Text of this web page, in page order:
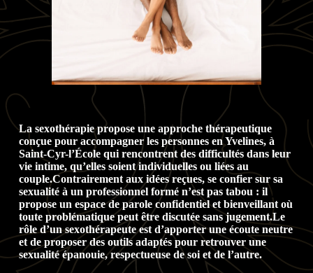
La sexothérapie propose une approche thérapeutique
conçue pour accompagner les personnes en Yvelines, à
Saint-Cyr-l’École qui rencontrent des difficultés dans leur
vie intime, qu’elles soient individuelles ou liées au
couple.Contrairement aux idées reçues, se confier sur sa
sexualité à un professionnel formé n’est pas tabou : il
propose un espace de parole confidentiel et bienveillant où
toute problématique peut être discutée sans jugement.Le
rôle d’un sexothérapeute est d’apporter une écoute neutre
et de proposer des outils adaptés pour retrouver une
sexualité épanouie, respectueuse de soi et de l’autre.